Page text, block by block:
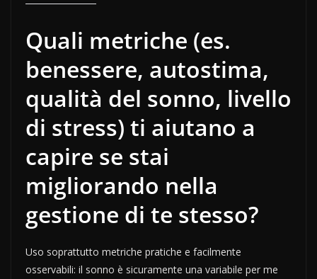
Quali metriche (es.
benessere, autostima,
qualità del sonno, livello
di stress) ti aiutano a
capire se stai
migliorando nella
gestione di te stesso?
Uso soprattutto metriche pratiche e facilmente
osservabili: il sonno è sicuramente una variabile per me